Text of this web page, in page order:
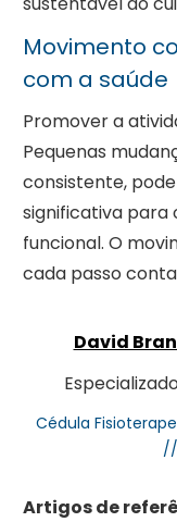
Movimento
com a saúde
Promover a
Pequenas
consistente,
significativa
funcional. O
cada passo
David
Cédula
//
Artigos de